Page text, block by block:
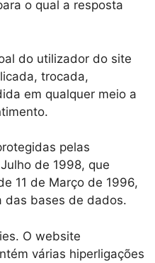
o qual a resposta
do utilizador do site
trocada,
em qualquer meio a
pelas
de 1998, que
11 de Março de 1996,
das bases de dados.
O website
várias hiperligações